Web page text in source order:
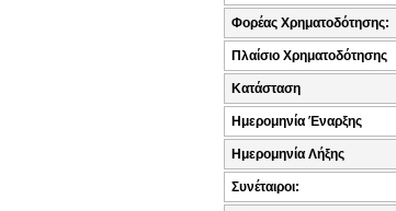
Φορέας Χρηματοδότησης:
Πλαίσιο Χρηματοδότησης
Κατάσταση
Ημερομηνία Έναρξης
Ημερομηνία Λήξης
Συνέταιροι: